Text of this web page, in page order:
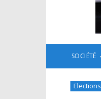
SOCIÉTÉ
Elections